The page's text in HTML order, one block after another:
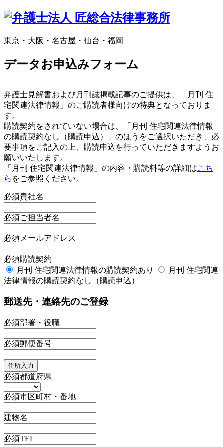
東京・大阪・名古屋・仙台・福岡
データお申込みフォーム
弁護士見解書および月刊誌掲載記事のご提供は、「月刊 住
宅関連法律情報」のご購読者様向けの特典となっておりま
す。
購読契約をされていない場合は、「月刊 住宅関連法律情報
の購読契約なし（購読申込）」のほうをご選択いただき、必
要事項をご記入の上、購読申込を行っていただきますようお
願いいたします。
「月刊 住宅関連法律情報」の内容・購読料等の詳細はこち
ら をご参照ください。
必須貴社名
必須ご担当者名
必須 メールアドレス
必須購読契約
月刊 住宅関連法律情報の購読契約あり
月刊 住宅関連
法律情報の購読契約なし（購読申込）
郵送先・連絡先のご登録
必須部署・役職
必須郵便番号
住所入力
必須都道府県
必須市区町村・番地
建物名
必須TEL